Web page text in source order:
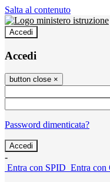
Salta al contenuto
Accedi
Accedi
button close ×
Password dimenticata?
-
Entra con SPID Entra con